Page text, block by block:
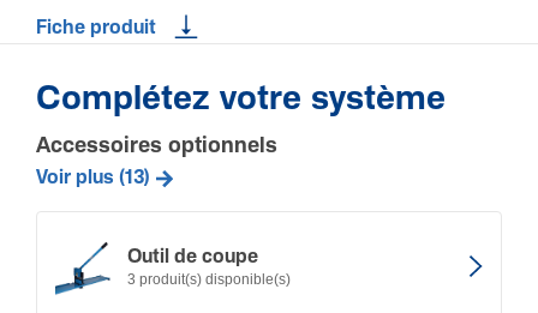
Fiche produit
Complétez votre système
Accessoires optionnels
Voir plus (13)
Outil de coupe
3 produit(s) disponible(s)